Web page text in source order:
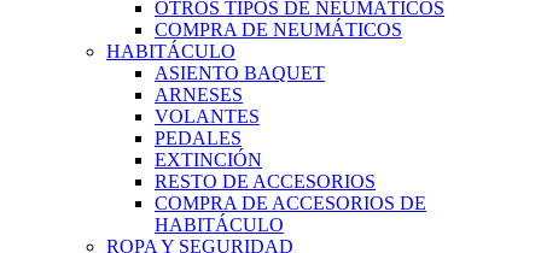
OTROS TIPOS DE NEUMÁTICOS
COMPRA DE NEUMÁTICOS
HABITÁCULO
ASIENTO BAQUET
ARNESES
VOLANTES
PEDALES
EXTINCIÓN
RESTO DE ACCESORIOS
COMPRA DE ACCESORIOS DE
HABITÁCULO
ROPA Y SEGURIDAD